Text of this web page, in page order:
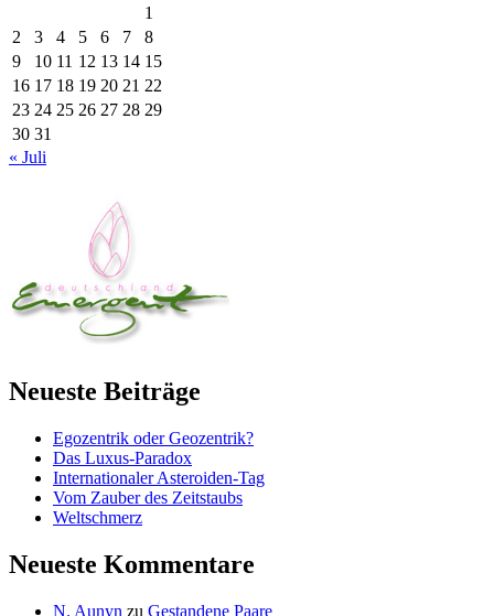
1
2
3 4 5 6 7
8
9
10 11 12 13 14 15
16 17 18 19 20 21 22
23 24 25 26 27 28 29
30 31
« Juli
Neueste Beiträge
Egozentrik oder Geozentrik?
Das Luxus-Paradox
Internationaler Asteroiden-Tag
Vom Zauber des Zeitstaubs
Weltschmerz
Neueste Kommentare
N. Aunyn zu Gestandene Paare